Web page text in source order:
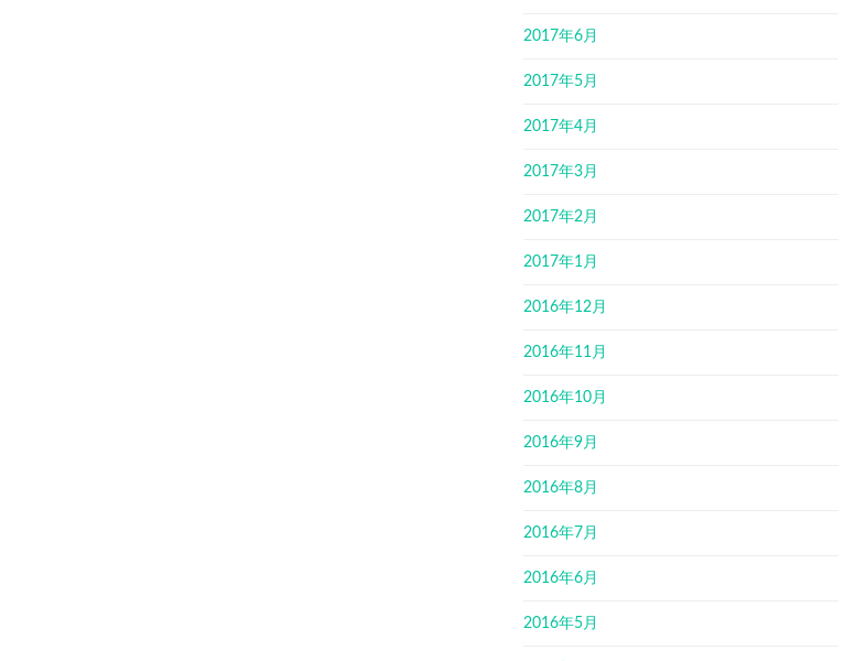
2017年6月
2017年5月
2017年4月
2017年3月
2017年2月
2017年1月
2016年12月
2016年11月
2016年10月
2016年9月
2016年8月
2016年7月
2016年6月
2016年5月